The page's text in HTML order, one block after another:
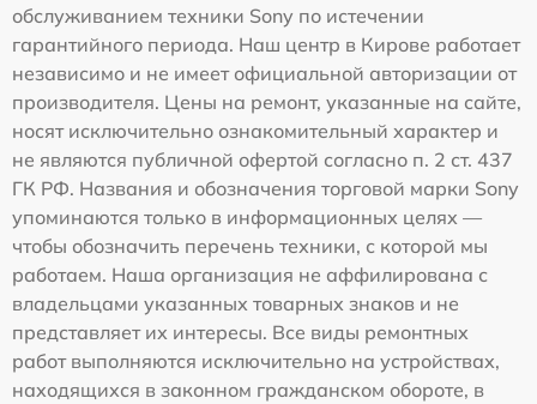
обслуживанием техники Sony по истечении
гарантийного периода. Наш центр в Кирове работает
независимо и не имеет официальной авторизации от
производителя. Цены на ремонт, указанные на сайте,
носят исключительно ознакомительный характер и
не являются публичной офертой согласно п. 2 ст. 437
ГК РФ. Названия и обозначения торговой марки Sony
упоминаются только в информационных целях —
чтобы обозначить перечень техники, с которой мы
работаем. Наша организация не аффилирована с
владельцами указанных товарных знаков и не
представляет их интересы. Все виды ремонтных
работ выполняются исключительно на устройствах,
находящихся в законном гражданском обороте, в